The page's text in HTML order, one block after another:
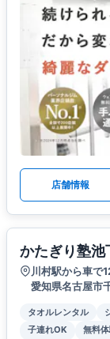
店舗情報
かたぎり塾池
川村駅から車で
愛知県名古屋市
タオルレンタル
子連れOK
無料